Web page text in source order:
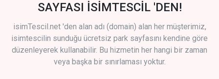
SAYFASI İSİMTESCİL 'DEN!
isimTescil.net 'den alan adı (domain) alan her müşterimiz,
isimtescilin sunduğu ücretsiz park sayfasını kendine göre
düzenleyerek kullanabilir. Bu hizmetin her hangi bir zaman
veya başka bir sınırlaması yoktur.